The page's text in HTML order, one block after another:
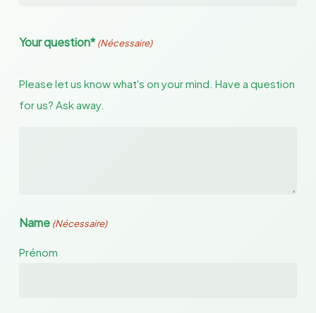
Your question* (Nécessaire)
Please let us know what's on your mind. Have a question
for us? Ask away.
Name (Nécessaire)
Prénom